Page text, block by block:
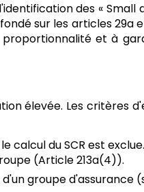
des « Small
sur les articles 29a
proportionnalité et à
élevée. Les critères
calcul du SCR est
(Article 213a(4)).
groupe d'assurance